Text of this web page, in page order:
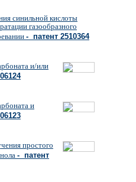
синильной кислоты
газообразного
- патент 2510364
и/или
и
простого
- патент